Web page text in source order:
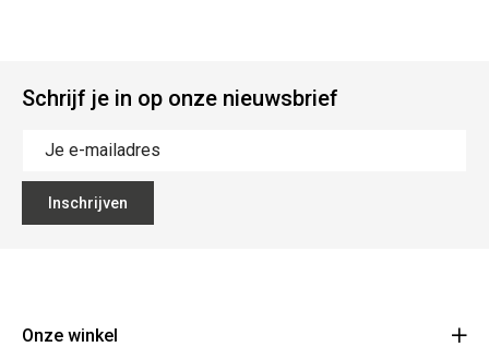
Schrijf je in op onze nieuwsbrief
Inschrijven
Onze winkel